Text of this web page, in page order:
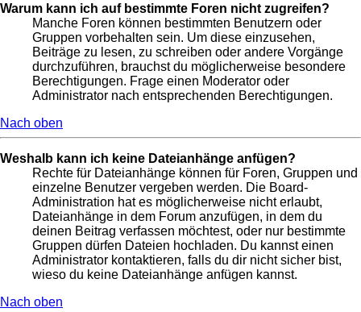
Warum kann ich auf bestimmte Foren nicht zugreifen?
Manche Foren können bestimmten Benutzern oder
Gruppen vorbehalten sein. Um diese einzusehen,
Beiträge zu lesen, zu schreiben oder andere Vorgänge
durchzuführen, brauchst du möglicherweise besondere
Berechtigungen. Frage einen Moderator oder
Administrator nach entsprechenden Berechtigungen.
Nach oben
Weshalb kann ich keine Dateianhänge anfügen?
Rechte für Dateianhänge können für Foren, Gruppen und
einzelne Benutzer vergeben werden. Die Board-
Administration hat es möglicherweise nicht erlaubt,
Dateianhänge in dem Forum anzufügen, in dem du
deinen Beitrag verfassen möchtest, oder nur bestimmte
Gruppen dürfen Dateien hochladen. Du kannst einen
Administrator kontaktieren, falls du dir nicht sicher bist,
wieso du keine Dateianhänge anfügen kannst.
Nach oben